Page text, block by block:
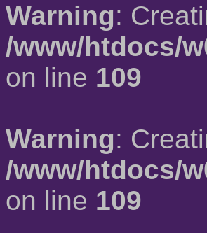
Warning:
/www/htdocs/
on line 109
Warning:
/www/htdocs/
on line 109